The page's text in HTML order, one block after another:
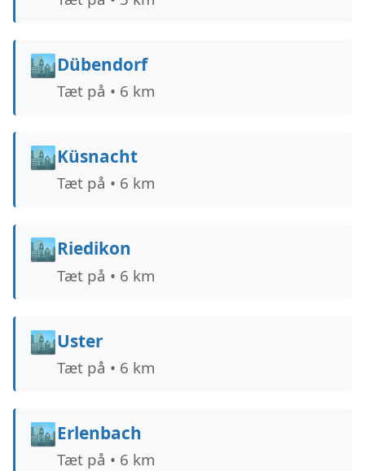
🏙️Dübendorf
Tæt på • 6 km
🏙️Küsnacht
Tæt på • 6 km
🏙️Riedikon
Tæt på • 6 km
🏙️Uster
Tæt på • 6 km
🏙️Erlenbach
Tæt på • 6 km